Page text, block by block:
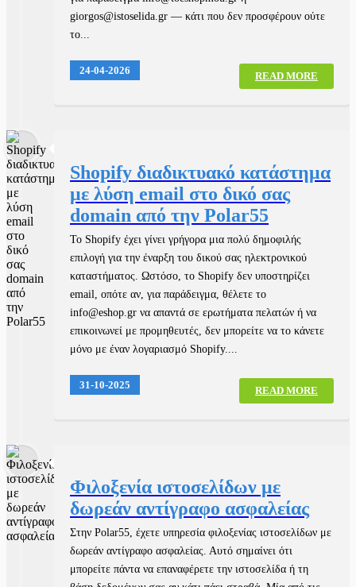
giorgos@istoselida.gr — κάτι που δεν προσφέρουν ούτε
το...
READ MORE
24-04-2026
Shopify διαδικτυακό κατάστημα
με λύση email στο δικό σας
domain από την Polar55
Το Shopify έχει γίνει γρήγορα μια πολύ δημοφιλής
επιλογή για την έναρξη του δικού σας ηλεκτρονικού
καταστήματος. Ωστόσο, το Shopify δεν υποστηρίζει
email, οπότε αν, για παράδειγμα, θέλετε το
info@eshop.gr να απαντά σε ερωτήματα πελατών ή να
επικοινωνεί με προμηθευτές, δεν μπορείτε να το κάνετε
μόνο με έναν λογαριασμό Shopify....
READ MORE
31-10-2025
Φιλοξενία ιστοσελίδων με
δωρεάν αντίγραφο ασφαλείας
Στην Polar55, έχετε υπηρεσία φιλοξενίας ιστοσελίδων με
δωρεάν αντίγραφο ασφαλείας. Αυτό σημαίνει ότι
μπορείτε πάντα να επαναφέρετε την ιστοσελίδα ή τη